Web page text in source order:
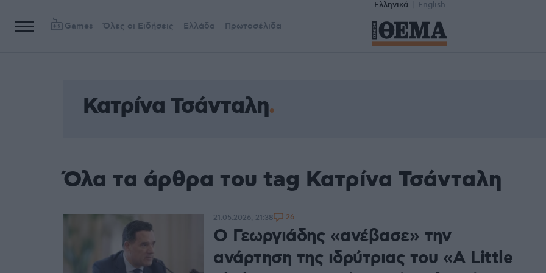
Ελληνικά English
Games Όλες οι Ειδήσεις Ελλάδα Πρωτοσέλιδα
Κατρίνα Τσάνταλη
Όλα τα άρθρα του tag Κατρίνα Τσάνταλη
Ο Γεωργιάδης «ανέβασε» την
ανάρτηση της ιδρύτριας του «A Little
21.05.2026, 21:38 26